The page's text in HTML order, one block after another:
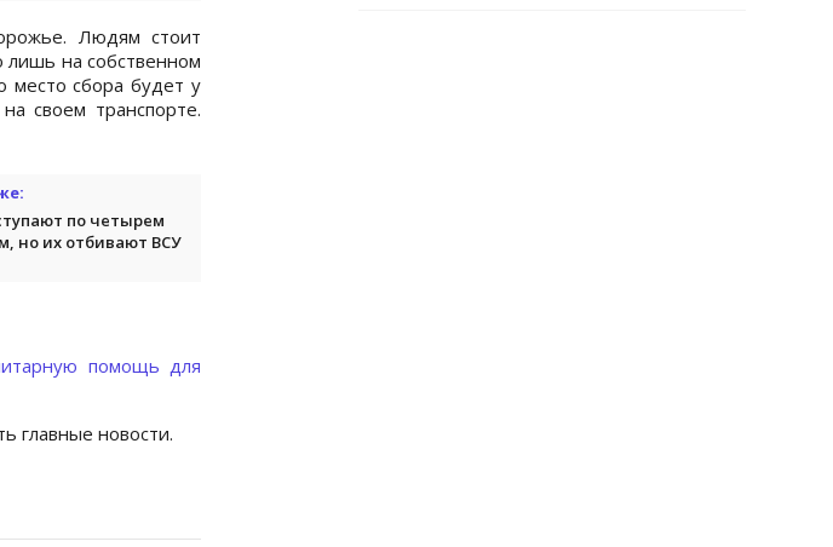
Людям стоит
на собственном
место сбора будет у
своем транспорте.
по четырем
но их отбивают ВСУ
помощь для
главные новости.